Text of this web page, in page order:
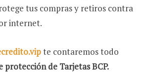
tus compras y retiros contra
internet.
te contaremos todo
protección de Tarjetas BCP.